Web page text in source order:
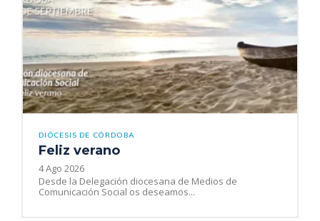
DIÓCESIS DE CÓRDOBA
Feliz verano
4 Ago 2026
Desde la Delegación diocesana de Medios de
Comunicación Social os deseamos...